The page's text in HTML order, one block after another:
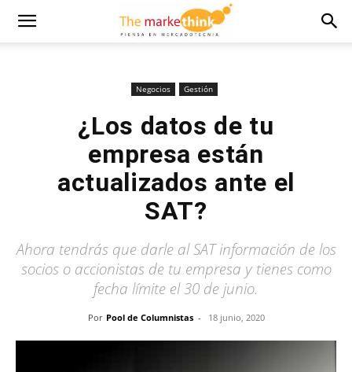
Negocios Gestión
¿Los datos de tu
empresa están
actualizados ante el
SAT?
Ahora tendrás que darle al SAT información de los
socios o accionistas de tu empresa y tienes como
fecha límite el 30 de junio.
Por Pool de Columnistas - 18 junio, 2020